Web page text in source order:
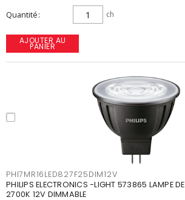
Quantité ch
AJOUTER AU
PANIER
PHI7MR16LED827F25DIM12V
PHILIPS ELECTRONICS -LIGHT 573865 LAMPE
2700K 12V DIMMABLE